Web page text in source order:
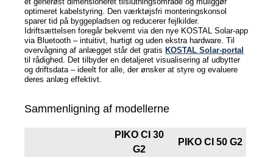
optimeret kabelstyring. Den værktøjsfri monteringskonsol
sparer tid på byggepladsen og reducerer fejlkilder.
Idriftsættelsen foregår bekvemt via den nye KOSTAL Solar-app
via Bluetooth – intuitivt, hurtigt og uden ekstra hardware. Til
overvågning af anlægget står det gratis KOSTAL Solar-portal
til rådighed. Det tilbyder en detaljeret visualisering af udbytter
og driftsdata – ideelt for alle, der ønsker at styre og evaluere
deres anlæg effektivt.
Sammenligning af modellerne
PIKO CI 30
G2
PIKO CI 50 G2